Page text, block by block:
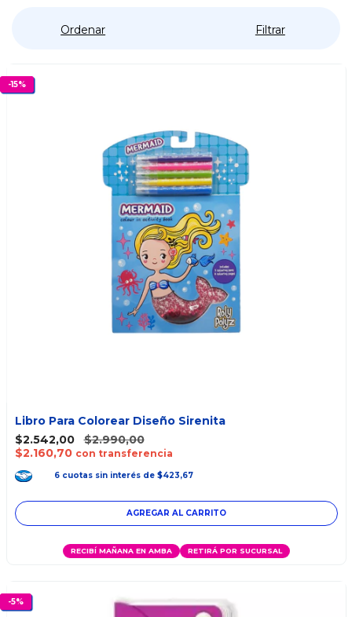
Ordenar Filtrar
-15%
Libro Para Colorear Diseño Sirenita
$2.542,00
$2.990,00
$2.160,70 con transferencia
6 cuotas sin interés de $423,67
RECIBÍ MAÑANA EN AMBA RETIRÁ POR SUCURSAL
-5%